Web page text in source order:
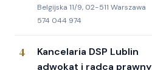
Belgijska 11/9, 02-511 Warszawa
574 044 974
4
Kancelaria DSP Lublin
adwokat i radca